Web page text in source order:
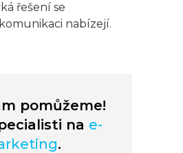
řešení se
nabízejí.
pomůžeme!
na e-
.